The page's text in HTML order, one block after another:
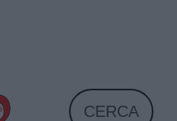
CERCA